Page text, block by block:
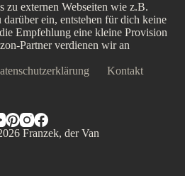
zu externen Webseiten wie z.B.
ein, entstehen für dich keine
Empfehlung eine kleine Provision
Partner verdienen wir an
Kontakt
Franzek, der Van